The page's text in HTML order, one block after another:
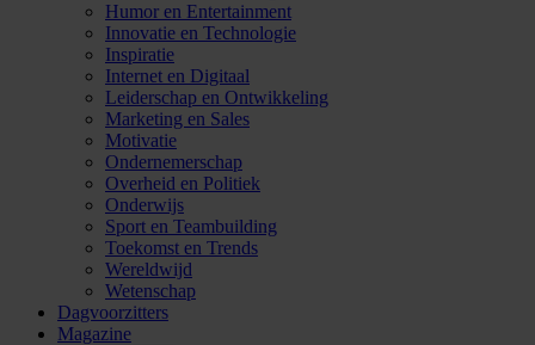
Humor en Entertainment
Innovatie en Technologie
Inspiratie
Internet en Digitaal
Leiderschap en Ontwikkeling
Marketing en Sales
Motivatie
Ondernemerschap
Overheid en Politiek
Onderwijs
Sport en Teambuilding
Toekomst en Trends
Wereldwijd
Wetenschap
Dagvoorzitters
Magazine